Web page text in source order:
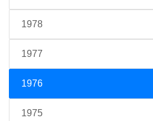
1978
1977
1976
1975